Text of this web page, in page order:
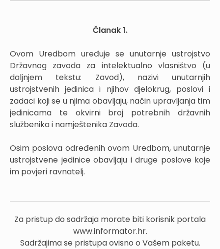
Članak 1.
Ovom Uredbom uređuje se unutarnje ustrojstvo
Državnog zavoda za intelektualno vlasništvo (u
daljnjem tekstu: Zavod), nazivi unutarnjih
ustrojstvenih jedinica i njihov djelokrug, poslovi i
zadaci koji se u njima obavljaju, način upravljanja tim
jedinicama te okvirni broj potrebnih državnih
službenika i namještenika Zavoda.
Osim poslova određenih ovom Uredbom, unutarnje
ustrojstvene jedinice obavljaju i druge poslove koje
im povjeri ravnatelj.
Za pristup do sadržaja morate biti korisnik portala
www.informator.hr.
Sadržajima se pristupa ovisno o Vašem paketu.